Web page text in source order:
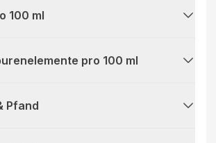
100 ml
pro 100 ml
Pfand